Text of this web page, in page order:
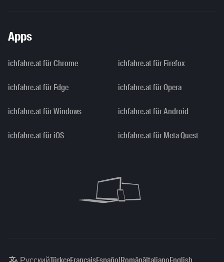
Apps
ichfahre.at für Chrome ichfahre.at für Firefox
ichfahre.at für Edge ichfahre.at für Opera
ichfahre.at für Windows ichfahre.at für Android
ichfahre.at für iOS ichfahre.at für Meta Quest